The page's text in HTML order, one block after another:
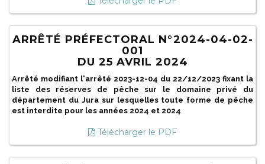
ARRÊTÉ PRÉFECTORAL N°2024-04-02-
001
DU 25 AVRIL 2024
Arrêté modifiant l'arrêté 2023-12-04 du 22/12/2023 fixant la
liste des réserves de pêche sur le domaine privé du
département du Jura sur lesquelles toute forme de pêche
est interdite pour les années 2024 et 2024
Télécharger le PDF